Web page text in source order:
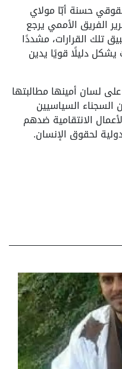
حسنة أبّا مولاي
الفريق الأممي يرجع
تلك القرارات، مشددًا
دليلًا قويًا يدين
لسان أمينها مطالبتها
السجناء السياسيين
الانتقامية ضدهم
لحقوق الإنسان.